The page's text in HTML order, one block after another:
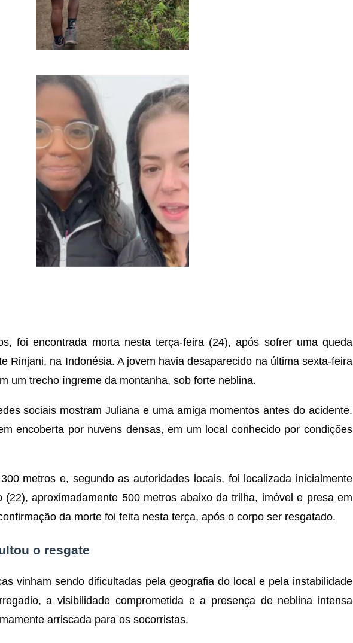
foi encontrada morta nesta terça-feira (24), após sofrer uma queda
Rinjani, na Indonésia. A jovem havia desaparecido na última sexta-feira
um trecho íngreme da montanha, sob forte neblina.
sociais mostram Juliana e uma amiga momentos antes do acidente.
encoberta por nuvens densas, em um local conhecido por condições
metros e, segundo as autoridades locais, foi localizada inicialmente
(22), aproximadamente 500 metros abaixo da trilha, imóvel e presa em
da morte foi feita nesta terça, após o corpo ser resgatado.
o resgate
vinham sendo dificultadas pela geografia do local e pela instabilidade
a visibilidade comprometida e a presença de neblina intensa
arriscada para os socorristas.